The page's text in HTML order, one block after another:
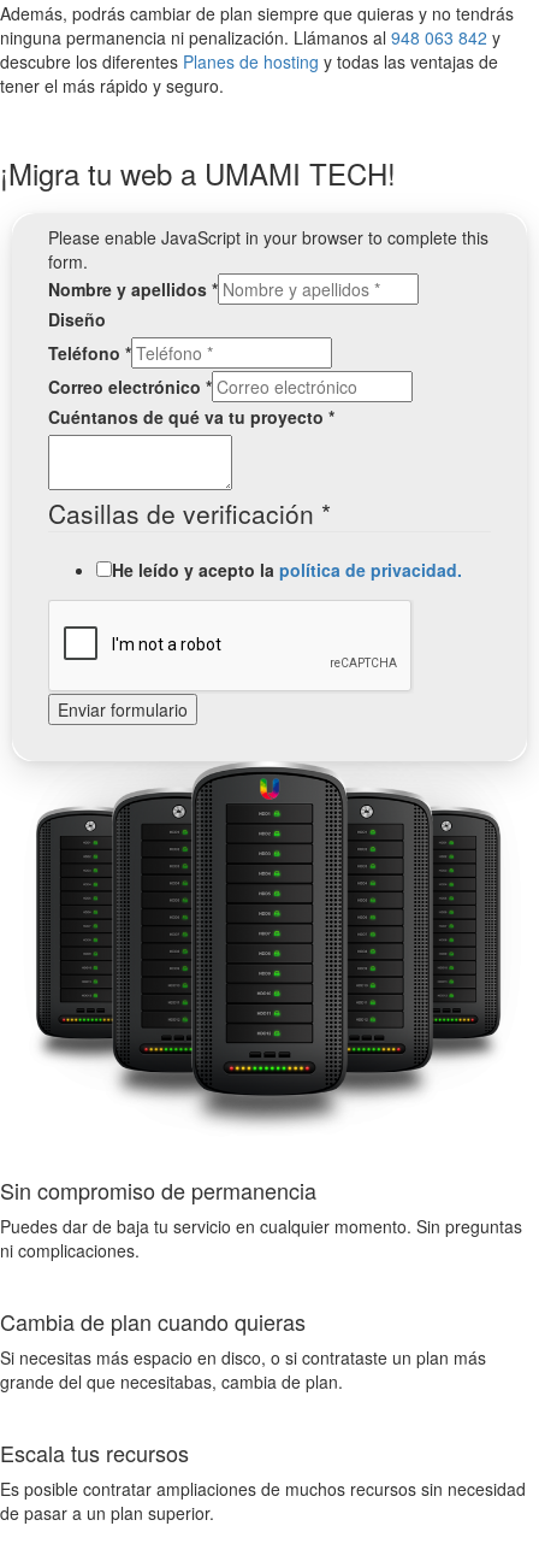
Además, podrás cambiar de plan siempre que quieras y no tendrás
ninguna permanencia ni penalización. Llámanos al 948 063 842 y
descubre los diferentes Planes de hosting y todas las ventajas de
tener el más rápido y seguro.
¡Migra tu web a UMAMI TECH!
Please enable JavaScript in your browser to complete this
form.
Nombre y apellidos *
Diseño
Teléfono *
Correo electrónico *
Cuéntanos de qué va tu proyecto *
Casillas de verificación *
He leído y acepto la política de privacidad.
Enviar formulario
Sin compromiso de permanencia
Puedes dar de baja tu servicio en cualquier momento. Sin preguntas
ni complicaciones.
Cambia de plan cuando quieras
Si necesitas más espacio en disco, o si contrataste un plan más
grande del que necesitabas, cambia de plan.
Escala tus recursos
Es posible contratar ampliaciones de muchos recursos sin necesidad
de pasar a un plan superior.